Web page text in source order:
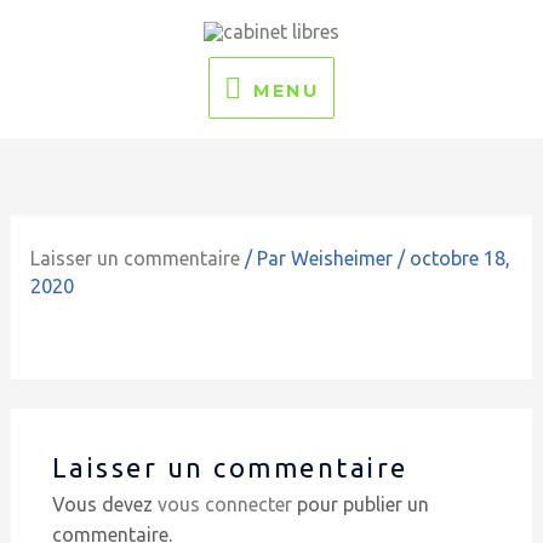
MENU
MENU
Laisser un commentaire / Par Weisheimer / octobre 18,
2020
Laisser un commentaire
Vous devez vous connecterpour publier un
commentaire.